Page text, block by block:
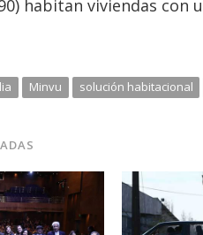
habitan viviendas
Minvu solución habitacional